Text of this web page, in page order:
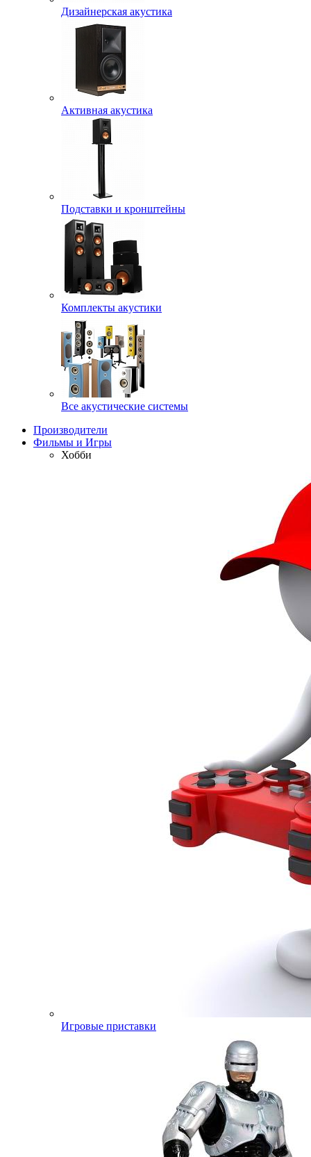
Дизайнерская акустика
Активная акустика
Подставки и кронштейны
Комплекты акустики
Все акустические системы
Производители
Фильмы и Игры
Хобби
Игровые приставки